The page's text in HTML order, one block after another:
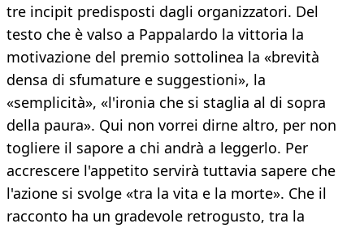
tre incipit predisposti dagli organizzatori. Del
testo che è valso a Pappalardo la vittoria la
motivazione del premio sottolinea la «brevità
densa di sfumature e suggestioni», la
«semplicità», «l'ironia che si staglia al di sopra
della paura». Qui non vorrei dirne altro, per non
togliere il sapore a chi andrà a leggerlo. Per
accrescere l'appetito servirà tuttavia sapere che
l'azione si svolge «tra la vita e la morte». Che il
racconto ha un gradevole retrogusto, tra la